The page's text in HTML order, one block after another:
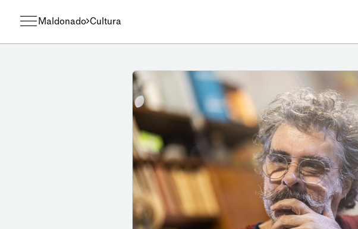
Maldonado Cultura